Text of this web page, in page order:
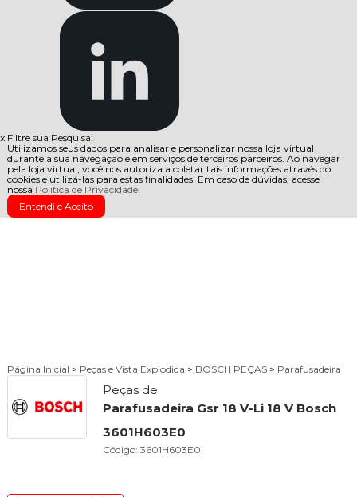
x Filtre sua Pesquisa:
Utilizamos seus dados para analisar e personalizar nossa loja virtual
durante a sua navegação e em serviços de terceiros parceiros. Ao navegar
pela loja virtual, você nos autoriza a coletar tais informações através do
cookies e utilizá-las para estas finalidades. Em caso de dúvidas, acesse
nossa Política de Privacidade
Entendi e Aceito
Página Inicial > Peças e Vista Explodida > BOSCH PEÇAS > Parafusadeira
Peças de
Parafusadeira Gsr 18 V-Li 18 V Bosch
3601H603E0
Código: 3601H603E0